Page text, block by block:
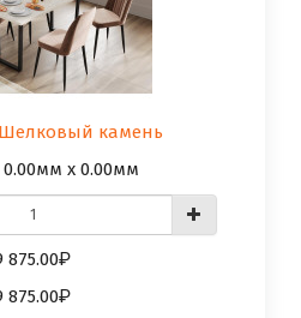
камень
x 0.00мм
875.00
875.00